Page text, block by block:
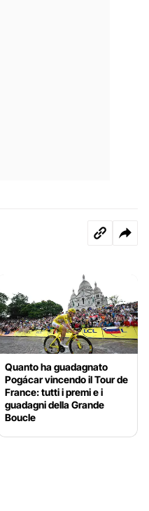
Quanto ha guadagnato
Pogácar vincendo il Tour de
France: tutti i premi e i
guadagni della Grande
Boucle